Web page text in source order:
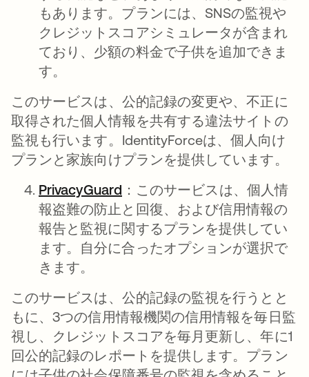
もあります。プランには、SNSの監視や
クレジットスコアシミュレータが含まれ
ており、少額の料金で子供を追加できま
す。
このサービスは、公的記録の変更や、不正に
取得された個人情報を共有する違法サイトの
監視も行います。IdentityForceは、個人向け
プランと家族向けプランを提供しています。
PrivacyGuard 新しいタブで開く
：このサービスは、個人情
報盗難の防止と回復、および信用情報の
報告と監視に関するプランを提供してい
ます。自分に合ったオプションが選択で
きます。
このサービスは、公的記録の監視を行うとと
もに、3つの信用情報機関の信用情報を毎日監
視し、クレジットスコアを毎月更新し、年に1
回公的記録のレポートを提供します。プラン